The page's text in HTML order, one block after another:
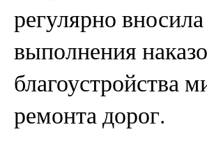
регулярно
выполнения
благоустройства
ремонта дорог.